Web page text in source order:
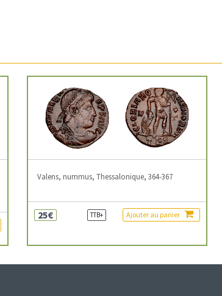
Valens, nummus, Thessalonique, 364-367
25€ TTB+ Ajouter au panier